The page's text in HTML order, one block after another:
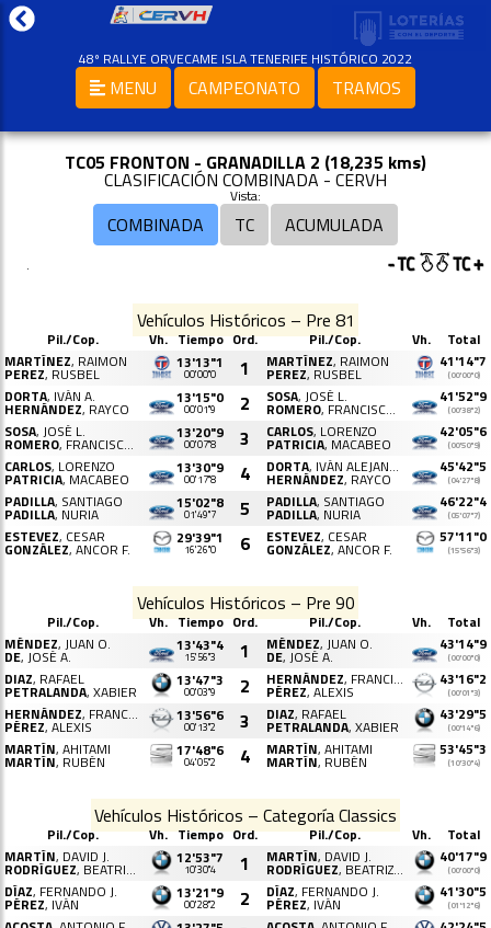
48º RALLYE ORVECAME ISLA TENERIFE HISTÓRICO 2022
MENU CAMPEONATO TRAMOS
TC05 FRONTON - GRANADILLA 2 (18,235 kms)
CLASIFICACIÓN COMBINADA - CERVH
Vista:
COMBINADA TC ACUMULADA
.
Vehículos Históricos – Pre 81
Pil./Cop. Vh. Tiempo Ord. Pil./Cop. Vh.
Total
MARTÍNEZ, RAIMON
PEREZ, RUSBEL
13'13"1
00'00"0 1 MARTÍNEZ, RAIMON
PEREZ, RUSBEL
41'14"7
(00'00"0)
DORTA, IVÁN A.
HERNÁNDEZ, RAYCO
13'15"0
00'01"9 2 SOSA, JOSÉ L.
ROMERO, FRANCISCO J.
41'52"9
(00'38"2)
SOSA, JOSÉ L.
ROMERO, FRANCISCO J.
13'20"9
00'07"8 3 CARLOS, LORENZO
PATRICIA, MACABEO
42'05"6
(00'50"9)
CARLOS, LORENZO
PATRICIA, MACABEO
13'30"9
00'17"8 4 DORTA, IVÁN ALEJANDRO
HERNÁNDEZ, RAYCO
45'42"5
(04'27"8)
PADILLA, SANTIAGO
PADILLA, NURIA
15'02"8
01'49"7 5 PADILLA, SANTIAGO
PADILLA, NURIA
46'22"4
(05'07"7)
ESTEVEZ, CESAR
GONZÁLEZ, ANCOR F.
29'39"1
16'26"0 6 ESTEVEZ, CESAR
GONZÁLEZ, ANCOR F.
57'11"0
(15'56"3)
Vehículos Históricos – Pre 90
Pil./Cop. Vh. Tiempo Ord. Pil./Cop. Vh.
Total
MÉNDEZ, JUAN O.
DE, JOSÉ A.
13'43"4
15'56"3 1 MÉNDEZ, JUAN O.
DE, JOSÉ A.
43'14"9
(00'00"0)
DIAZ, RAFAEL
PETRALANDA, XABIER
13'47"3
00'03"9 2 HERNÁNDEZ, FRANCISCO JAVIER
PÉREZ, ALEXIS
43'16"2
(00'01"3)
HERNÁNDEZ, FRANCISCO J.
PÉREZ, ALEXIS
13'56"6
00'13"2 3 DIAZ, RAFAEL
PETRALANDA, XABIER
43'29"5
(00'14"6)
MARTÍN, AHITAMI
MARTÍN, RUBÉN
17'48"6
04'05"2 4 MARTÍN, AHITAMI
MARTÍN, RUBÉN
53'45"3
(10'30"4)
Vehículos Históricos – Categoría Classics
Pil./Cop. Vh. Tiempo Ord. Pil./Cop. Vh.
Total
MARTÍN, DAVID J.
RODRÍGUEZ, BEATRIZ M.
12'53"7
10'30"4 1 MARTÍN, DAVID J.
RODRÍGUEZ, BEATRIZ M.
40'17"9
(00'00"0)
DÍAZ, FERNANDO J.
PÉREZ, IVÁN
13'21"9
00'28"2 2 DÍAZ, FERNANDO J.
PÉREZ, IVÁN
41'30"5
(01'12"6)